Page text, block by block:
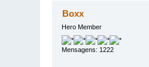
Boxx
Hero Member
Mensagens: 1222